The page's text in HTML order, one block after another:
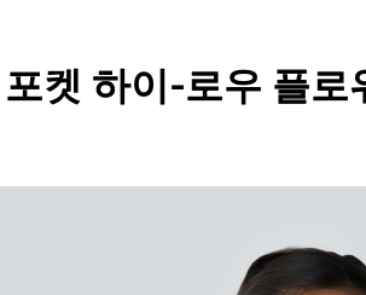
켓 하이-로우 플